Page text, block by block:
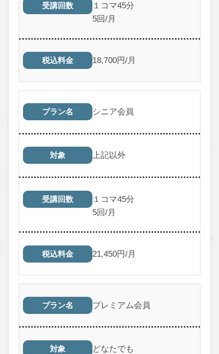
受講回数
１コマ45分
5回/月
税込料金 18,700円/月
プラン名 シニア会員
対象 上記以外
受講回数
１コマ45分
5回/月
税込料金 21,450円/月
プラン名 プレミアム会員
対象 どなたでも